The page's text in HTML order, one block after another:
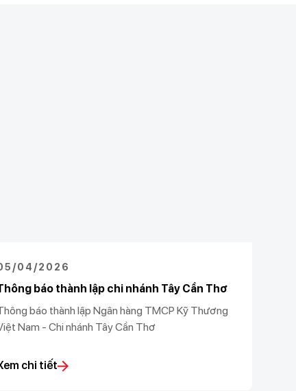
04/2026
báo thành lập chi nhánh Tây Cần Thơ
báo thành lập Ngân hàng TMCP Kỹ Thương
Nam - Chi nhánh Tây Cần Thơ
chi tiết